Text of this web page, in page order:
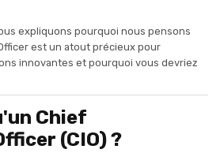
expliquons pourquoi nous pensons
est un atout précieux pour
innovantes et pourquoi vous devriez
Chief
(CIO) ?